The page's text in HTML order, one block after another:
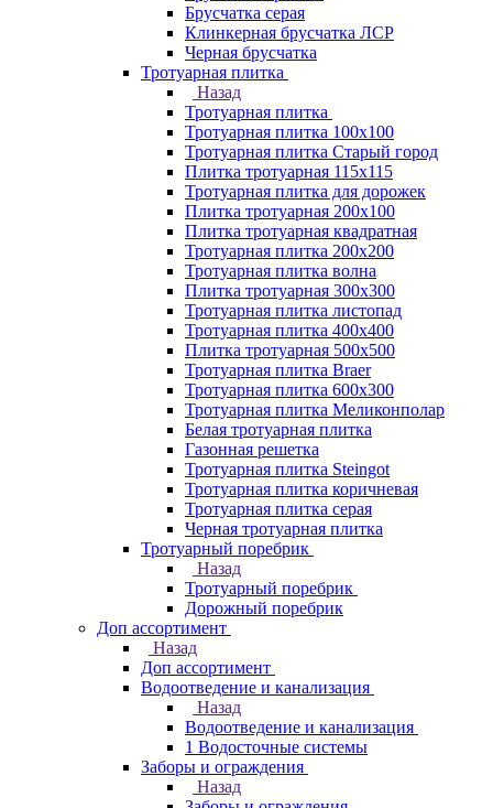
Брусчатка серая
Клинкерная брусчатка ЛСР
Черная брусчатка
Тротуарная плитка
Назад
Тротуарная плитка
Тротуарная плитка 100x100
Тротуарная плитка Старый город
Плитка тротуарная 115x115
Тротуарная плитка для дорожек
Плитка тротуарная 200х100
Плитка тротуарная квадратная
Тротуарная плитка 200х200
Тротуарная плитка волна
Плитка тротуарная 300х300
Тротуарная плитка листопад
Тротуарная плитка 400х400
Плитка тротуарная 500x500
Тротуарная плитка Braer
Тротуарная плитка 600х300
Тротуарная плитка Меликонполар
Белая тротуарная плитка
Газонная решетка
Тротуарная плитка Steingot
Тротуарная плитка коричневая
Тротуарная плитка серая
Черная тротуарная плитка
Тротуарный поребрик
Назад
Тротуарный поребрик
Дорожный поребрик
Доп ассортимент
Назад
Доп ассортимент
Водоотведение и канализация
Назад
Водоотведение и канализация
1 Водосточные системы
Заборы и ограждения
Назад